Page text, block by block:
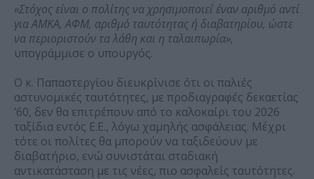
«Στόχος είναι ο πολίτης να χρησιμοποιεί έναν αριθμό αντί
για ΑΜΚΑ, ΑΦΜ, αριθμό ταυτότητας ή διαβατηρίου, ώστε
να περιοριστούν τα λάθη και η ταλαιπωρία»,
υπογράμμισε ο υπουργός.
Ο κ. Παπαστεργίου διευκρίνισε ότι οι παλιές
αστυνομικές ταυτότητες, με προδιαγραφές δεκαετίας
’60, δεν θα επιτρέπουν από το καλοκαίρι του 2026
ταξίδια εντός Ε.Ε., λόγω χαμηλής ασφάλειας. Μέχρι
τότε οι πολίτες θα μπορούν να ταξιδεύουν με
διαβατήριο, ενώ συνιστάται σταδιακή
αντικατάσταση με τις νέες, πιο ασφαλείς ταυτότητες.